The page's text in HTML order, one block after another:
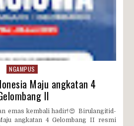
NGAMPUS
Maju angkatan 4
II
emas kembali hadir!😍 Birulangitid-
angkatan 4 Gelombang II resmi